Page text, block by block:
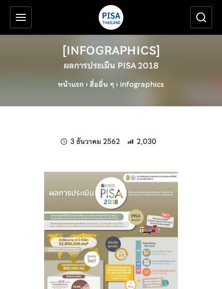
ข้ามไปยังเนื้อหาหลัก
เครื่องมือช่วยเหลือ
[INFOGRAPHICS]
ผลการประเมิน PISA 2018
หน้าแรก ›สื่ออื่น ๆ› infographics
3 ธันวาคม 2562 แก้ไขล่าสุดเมื่อ:
2,030